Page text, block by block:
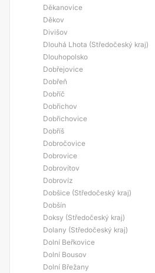
Děkanovice
Děkov
Divišov
Dlouhá Lhota (Středočeský kraj)
Dlouhopolsko
Dobřejovice
Dobřeň
Dobříč
Dobřichov
Dobřichovice
Dobříš
Dobročovice
Dobrovice
Dobrovítov
Dobrovíz
Dobšice (Středočeský kraj)
Dobšín
Doksy (Středočeský kraj)
Dolany (Středočeský kraj)
Dolní Beřkovice
Dolní Bousov
Dolní Břežany